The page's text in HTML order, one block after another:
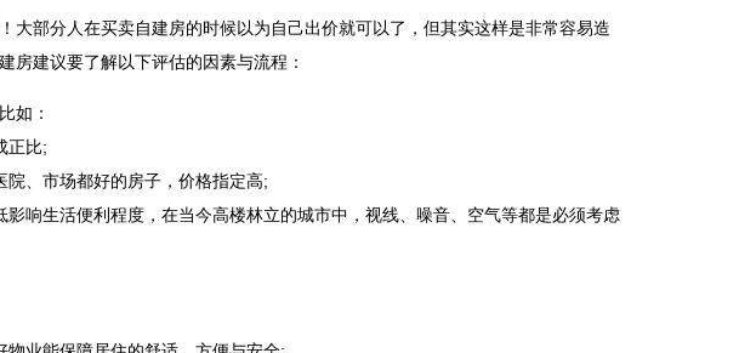
大部分人在买卖自建房的时候以为自己出价就可以了，但其实这样是非常容易造
房建议要了解以下评估的因素与流程：
如：
正比;
院、市场都好的房子，价格指定高;
响生活便利程度，在当今高楼林立的城市中，视线、噪音、空气等都是必须考虑